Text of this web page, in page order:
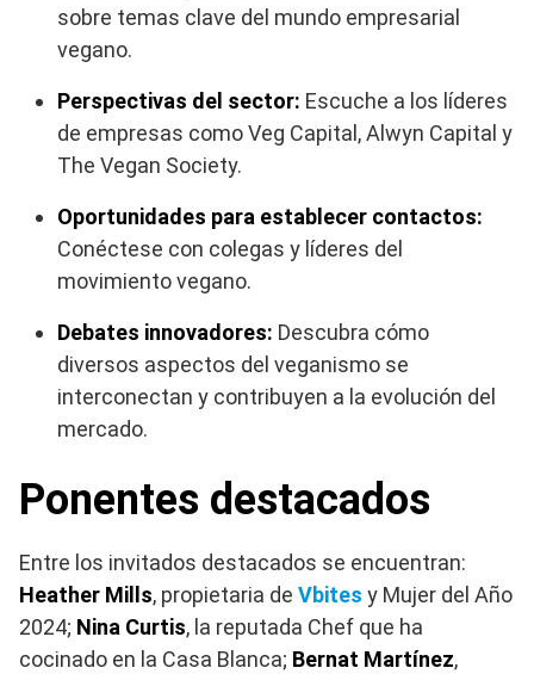
sobre temas clave del mundo empresarial
vegano.
Perspectivas del sector: Escuche a los líderes
de empresas como Veg Capital, Alwyn Capital y
The Vegan Society.
Oportunidades para establecer contactos:
Conéctese con colegas y líderes del
movimiento vegano.
Debates innovadores: Descubra cómo
diversos aspectos del veganismo se
interconectan y contribuyen a la evolución del
mercado.
Ponentes destacados
Entre los invitados destacados se encuentran:
Heather Mills, propietaria de Vbites y Mujer del Año
2024; Nina Curtis, la reputada Chef que ha
cocinado en la Casa Blanca; Bernat Martínez,